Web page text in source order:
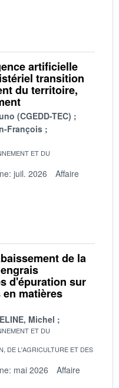
artificielle
transition
du territoire,
(CGEDD-TEC)
François
ET DU
juil. 2026
Affaire
de la
d'épuration sur
matières
Michel
ET DU
DE L'AGRICULTURE ET DES
mai 2026
Affaire